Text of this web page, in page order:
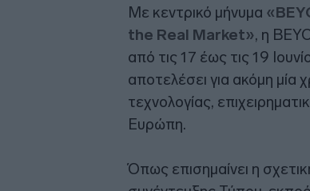
Με κεντρικό μήνυμα
the Real Market», η
από τις 17 έως τις 19
αποτελέσει για ακόμη μία
τεχνολογίας,
Ευρώπη.
Όπως επισημαίνει η